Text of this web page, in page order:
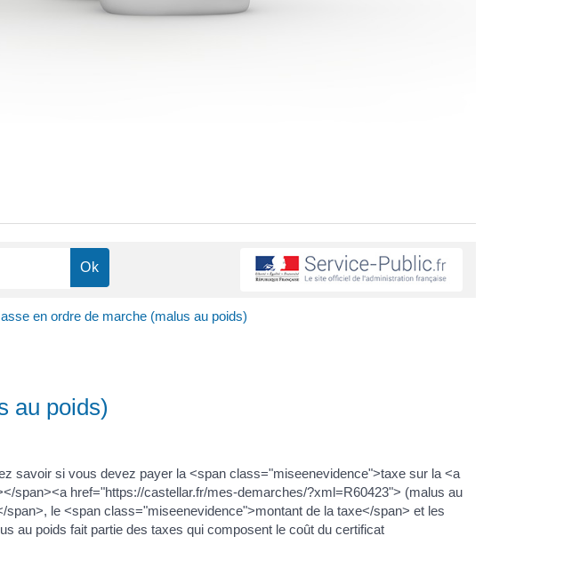
en ordre de marche (malus au poids)
au poids)
savoir si vous devez payer la <span class="miseenevidence">taxe sur la <a
span><a href="https://castellar.fr/mes-demarches/?xml=R60423"> (malus au
le <span class="miseenevidence">montant de la taxe</span> et les
au poids fait partie des taxes qui composent le coût du certificat